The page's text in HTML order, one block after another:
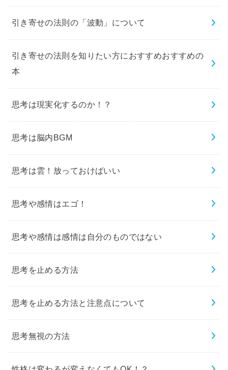
引き寄せの法則の「波動」について
引き寄せの法則を知りたい方におすすめおすすめの
本
思考は現実化するのか！？
思考は脳内BGM
思考は雲！放っておけばいい
思考や感情はエゴ！
思考や感情は感情は自分のものではない
思考を止める方法
思考を止める方法と注意点について
思考無視の方法